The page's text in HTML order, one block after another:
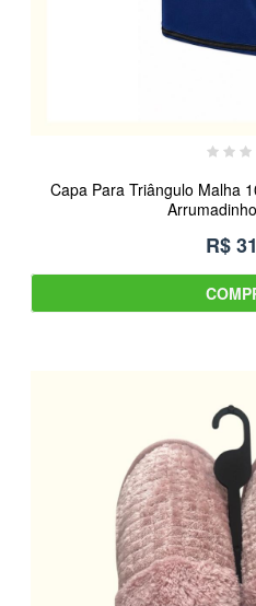
Capa Para Triângulo Malha
R$